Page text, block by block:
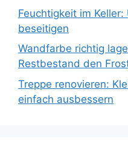
Feuchtigkeit im
beseitigen
Wandfarbe richtig
Restbestand den
Treppe renovieren:
einfach ausbessern